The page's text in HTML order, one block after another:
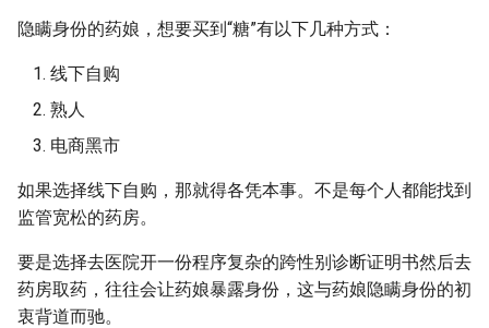
隐瞒身份的药娘，想要买到“糖”有以下几种方式：
线下自购
熟人
电商黑市
如果选择线下自购，那就得各凭本事。不是每个人都能找到
监管宽松的药房。
要是选择去医院开一份程序复杂的跨性别诊断证明书然后去
药房取药，往往会让药娘暴露身份，这与药娘隐瞒身份的初
衷背道而驰。